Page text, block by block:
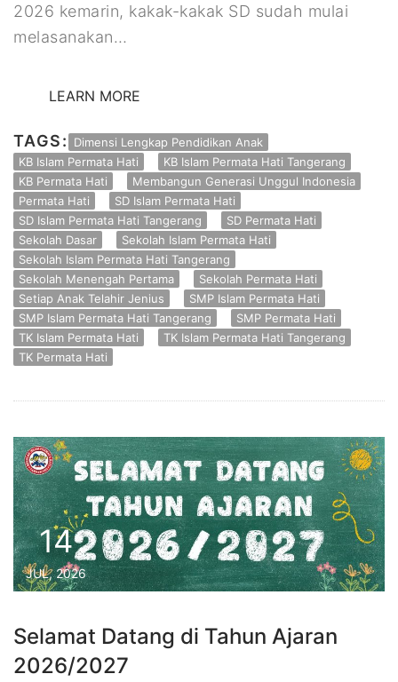
2026 kemarin, kakak-kakak SD sudah mulai
melasanakan…
LEARN MORE
TAGS:
Dimensi Lengkap Pendidikan Anak
KB Islam Permata Hati
KB Islam Permata Hati Tangerang
KB Permata Hati
Membangun Generasi Unggul Indonesia
Permata Hati
SD Islam Permata Hati
SD Islam Permata Hati Tangerang
SD Permata Hati
Sekolah Dasar
Sekolah Islam Permata Hati
Sekolah Islam Permata Hati Tangerang
Sekolah Menengah Pertama
Sekolah Permata Hati
Setiap Anak Telahir Jenius
SMP Islam Permata Hati
SMP Islam Permata Hati Tangerang
SMP Permata Hati
TK Islam Permata Hati
TK Islam Permata Hati Tangerang
TK Permata Hati
14
JUL, 2026
Selamat Datang di Tahun Ajaran
2026/2027